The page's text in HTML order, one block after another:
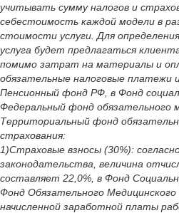
учитывать сумму налогов и
себестоимость каждой модели в
стоимости услуги. Для
услуга будет предлагаться
помимо затрат на материалы и
обязательные налоговые платежи
Пенсионный фонд РФ, в Фонд
Федеральный фонд обязательного
Территориальный фонд
страхования:
1)Страховые взносы (30%):
законодательства, величина
составляет 22,0%, в Фонд
Фонд Обязательного
начисленной заработной платы